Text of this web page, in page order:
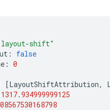
shift"
:
false
: 0
[LayoutShiftAttribution,